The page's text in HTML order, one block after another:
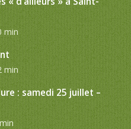
min
min
: samedi 25 juillet –